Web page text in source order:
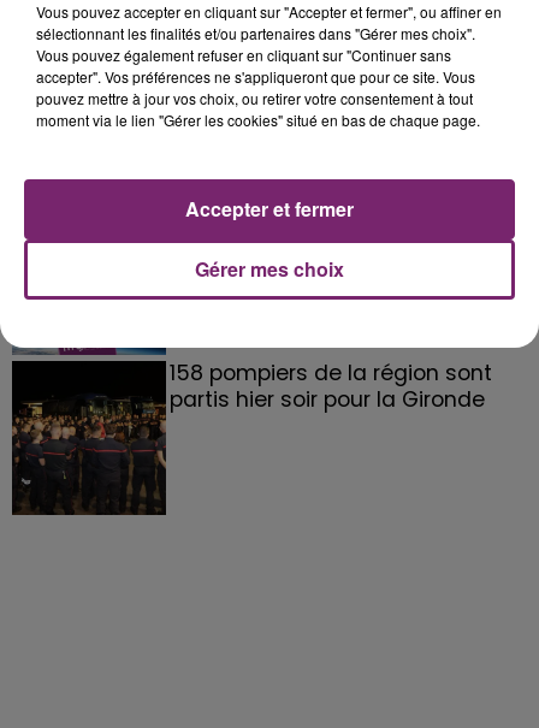
La Bulle - Guinguette éphémère
de Frelinghien !
éclipse solaire du 12 Août 2026
158 pompiers de la région sont
partis hier soir pour la Gironde
Vous pouvez accepter en cliquant sur "Accepter et fermer", ou affiner en
sélectionnant les finalités et/ou partenaires dans "Gérer mes choix".
Vous pouvez également refuser en cliquant sur "Continuer sans
accepter". Vos préférences ne s'appliqueront que pour ce site. Vous
pouvez mettre à jour vos choix, ou retirer votre consentement à tout
moment via le lien "Gérer les cookies" situé en bas de chaque page.
Gérer mes choix
Accepter et fermer